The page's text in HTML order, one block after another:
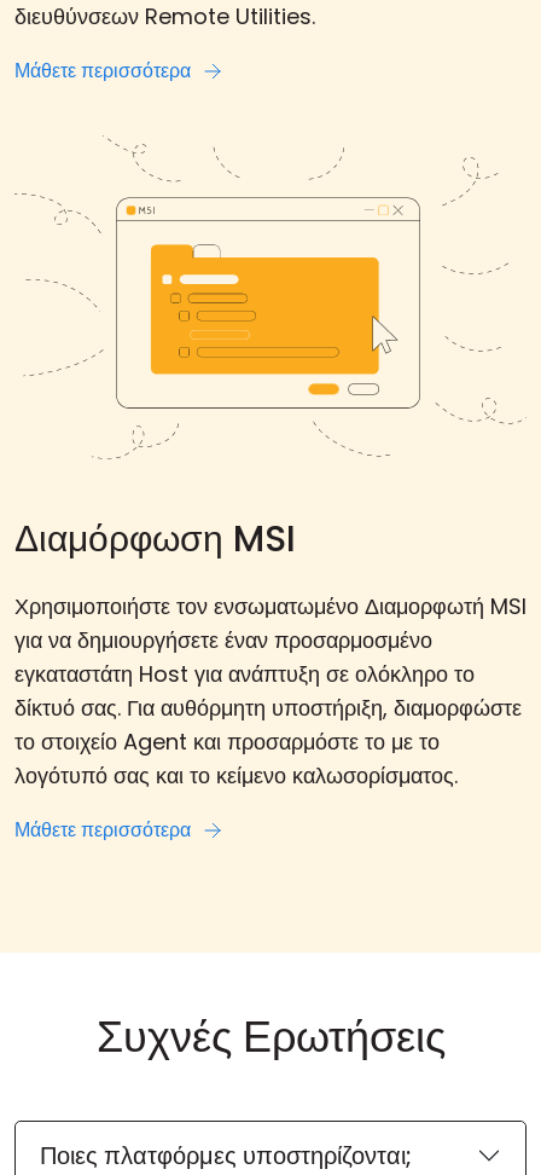
διευθύνσεων Remote Utilities.
Μάθετε περισσότερα
Διαμόρφωση MSI
Χρησιμοποιήστε τον ενσωματωμένο Διαμορφωτή MSI
για να δημιουργήσετε έναν προσαρμοσμένο
εγκαταστάτη Host για ανάπτυξη σε ολόκληρο το
δίκτυό σας. Για αυθόρμητη υποστήριξη, διαμορφώστε
το στοιχείο Agent και προσαρμόστε το με το
λογότυπό σας και το κείμενο καλωσορίσματος.
Μάθετε περισσότερα
Συχνές Ερωτήσεις
Ποιες πλατφόρμες υποστηρίζονται;